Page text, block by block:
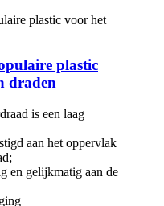
plastic
draden
is een laag
aan het oppervlak
en gelijkmatig aan de